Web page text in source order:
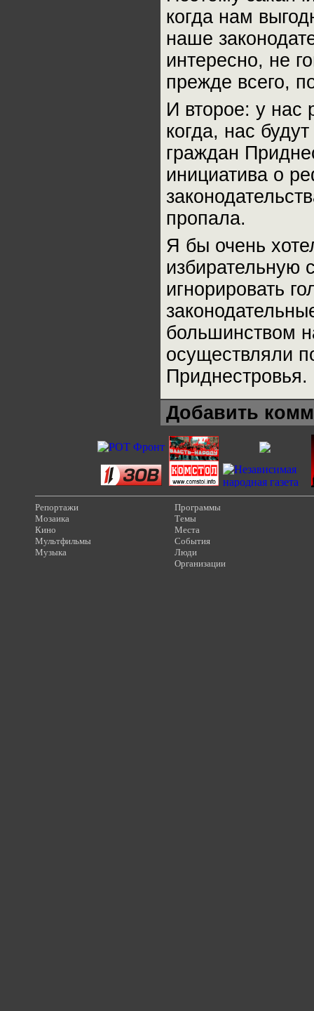
когда нам
наше
интересно, не
прежде всего,
И второе: у нас
когда, нас
граждан
инициатива о
пропала.
Я бы очень
избирательную
игнорировать
большинством
осуществляли
Добавить
Репортажи
Мозаика
Кино
Мультфильмы
Музыка
Программы
Темы
Места
События
Люди
Организации